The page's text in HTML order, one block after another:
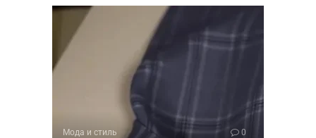
Мода и стиль 0